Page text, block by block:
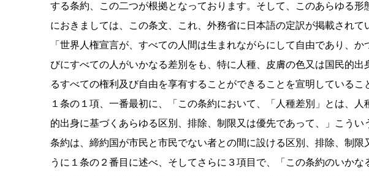
する条約、この二つが根拠となっております。そして、このあらゆる形
におきましては、この条文、これ、外務省に日本語の定訳が掲載されて
「世界人権宣言が、すべての人間は生まれながらにして自由であり、
びにすべての人がいかなる差別をも、特に人種、皮膚の色又は国民的
るすべての権利及び自由を享有することができることを宣明している
１条の１項、一番最初に、「この条約において、「人種差別」とは、
的出身に基づくあらゆる区別、排除、制限又は優先であって、」こう
条約は、締約国が市民と市民でない者との間に設ける区別、排除、制
うに１条の２番目に述べ、そしてさらに３項目で、「この条約のいか